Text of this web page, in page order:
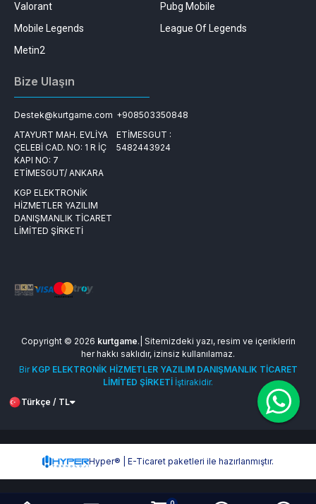
Valorant
Pubg Mobile
Mobile Legends
League Of Legends
Metin2
Bize Ulaşın
Destek@kurtgame.com +908503350848
ATAYURT MAH. EVLİYA
ÇELEBİ CAD. NO: 1 R İÇ
KAPI NO: 7
ETİMESGUT/ ANKARA
ETİMESGUT :
5482443924
KGP ELEKTRONİK
HİZMETLER YAZILIM
DANIŞMANLIK TİCARET
LİMİTED ŞİRKETİ
Copyright © 2026 kurtgame.| Sitemizdeki yazı, resim ve içeriklerin
her hakkı saklıdır, izinsiz kullanılamaz.
Bir KGP ELEKTRONİK HİZMETLER YAZILIM DANIŞMANLIK TİCARET
LİMİTED ŞİRKETİ İştirakidir.
Türkçe / TL
Hyper® | E-Ticaret paketleri ile hazırlanmıştır.